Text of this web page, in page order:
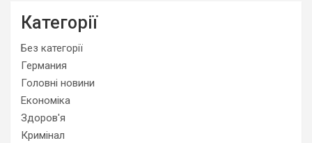
Категорії
Без категорії
Германия
Головні новини
Економіка
Здоров'я
Кримінал